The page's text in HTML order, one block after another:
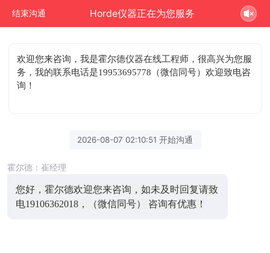
结束沟通 Horde仪器正在为您服务
欢迎您来咨询 ，我是霍尔德仪器在线工程师，很高兴为您服
务，我的联系电话是19953695778（微信同号）欢迎致电咨
询！
2026-08-07 02:10:51 开始沟通
霍尔德：崔经理
您好，霍尔德欢迎您来咨询，如未及时回复请致
电19106362018，（微信同号） 咨询有优惠！